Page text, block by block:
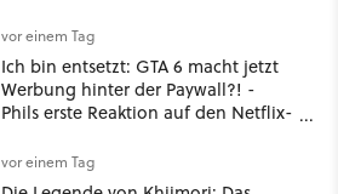
vor einem Tag
Ich bin entsetzt: GTA 6 macht jetzt
Werbung hinter der Paywall?! -
Phils erste Reaktion auf den Netflix-
vor einem Tag